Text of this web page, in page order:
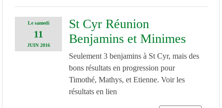
Lesamedi
11
JUIN 2016
St Cyr Réunion
Benjamins et Minimes
Seulement 3 benjamins à St Cyr, mais des
bons résultats en progression pour
Timothé, Mathys, et Etienne. Voir les
résultats en lien